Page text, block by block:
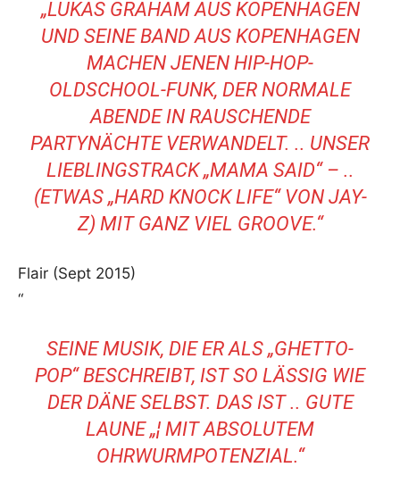
„LUKAS GRAHAM AUS KOPENHAGEN
UND SEINE BAND AUS KOPENHAGEN
MACHEN JENEN HIP-HOP-
OLDSCHOOL-FUNK, DER NORMALE
ABENDE IN RAUSCHENDE
PARTYNÄCHTE VERWANDELT. .. UNSER
LIEBLINGSTRACK „MAMA SAID“ – ..
(ETWAS „HARD KNOCK LIFE“ VON JAY-
Z) MIT GANZ VIEL GROOVE.“
Flair (Sept 2015)
“
SEINE MUSIK, DIE ER ALS „GHETTO-
POP“ BESCHREIBT, IST SO LÄSSIG WIE
DER DÄNE SELBST. DAS IST .. GUTE
LAUNE „¦ MIT ABSOLUTEM
OHRWURMPOTENZIAL.“